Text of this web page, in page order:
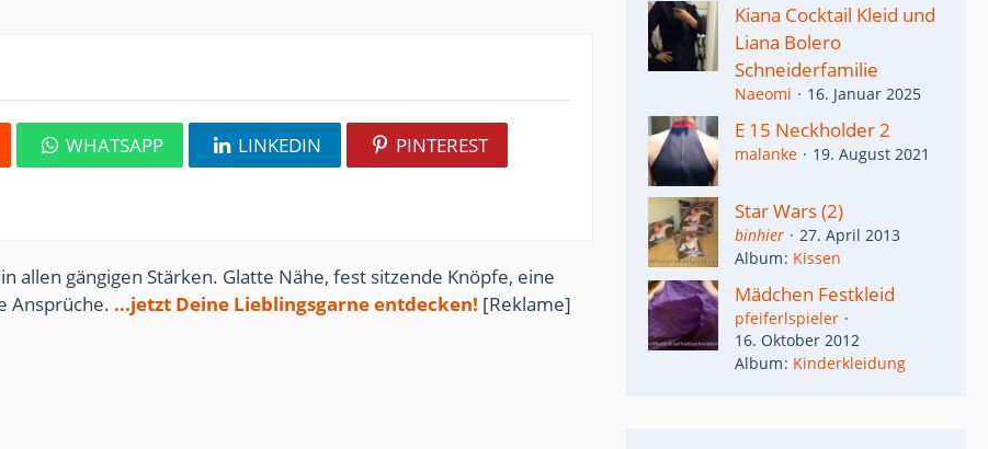
WHATSAPP LINKEDIN
PINTEREST
in allen gängigen Stärken. Glatte Nähe, fest sitzende Knöpfe, eine
Ansprüche. ...jetzt Deine Lieblingsgarne entdecken! [Reklame]
Kiana Cocktail Kleid und
Liana Bolero
Schneiderfamilie
Naeomi 16. Januar 2025
E 15 Neckholder 2
malanke 19. August 2021
Star Wars (2)
binhier
27. April 2013
Album Kissen
Mädchen Festkleid
pfeiferlspieler
16. Oktober 2012
Album Kinderkleidung